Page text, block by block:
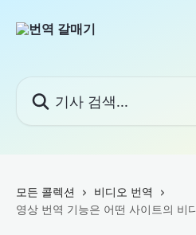
모든 콜렉션
비디오 번역
영상 번역 기능은 어떤 사이트의 비